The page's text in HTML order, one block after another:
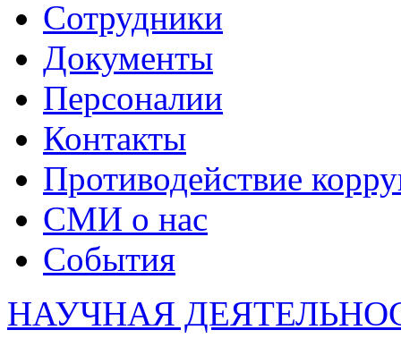
Сотрудники
Документы
Персоналии
Контакты
Противодействие
СМИ о нас
События
НАУЧНАЯ